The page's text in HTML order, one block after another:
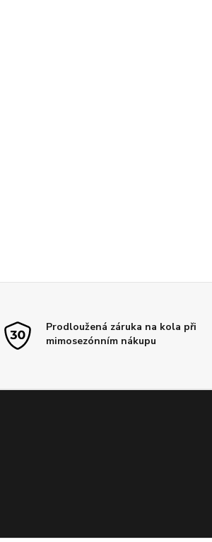
Prodloužená záruka na kola při
mimosezónním nákupu